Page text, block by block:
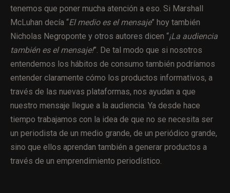
tenemos que poner mucha atención a eso. Si Marshall
McLuhan decía “El medio es el mensaje” hoy también
Nicholas Negroponte y otros autores dicen “¡La audiencia
también es el mensaje!”. De tal modo que si nosotros
entendemos los hábitos de consumo también podríamos
entender claramente cómo los productos informativos, a
través de las nuevas plataformas, nos ayudan a que
nuestro mensaje llegue a la audiencia. Ya desde hace
tiempo trabajamos con la idea de que no se necesita ser
un periodista de un medio grande, de un periódico grande,
sino que ellos aprendan también a generar productos a
través de un emprendimiento periodístico.